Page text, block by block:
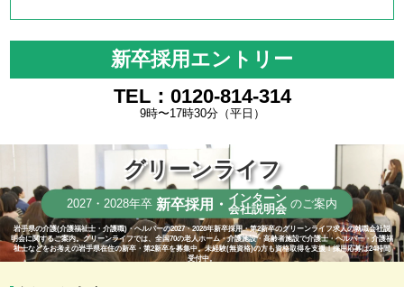
新卒採用エントリー
TEL：0120-814-314
9時〜17時30分（平日）
グリーンライフ
2027・2028年卒 新卒採用・ インターン
会社説明会 のご案内
岩手県の介護(介護福祉士・介護職)・ヘルパーの2027・2028年新卒採用・第2新卒のグリーンライフ求人の就職会社説
明会に関するご案内。グリーンライフでは、全国70の老人ホーム・介護施設・高齢者施設で介護士・ヘルパー・介護福
祉士などをお考えの岩手県在住の新卒・第2新卒を募集中。未経験(無資格)の方も資格取得を支援！採用応募は24時間
受付中。